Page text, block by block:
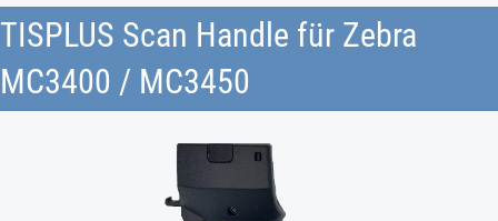
TISPLUS Scan Handle für Zebra
MC3400 / MC3450